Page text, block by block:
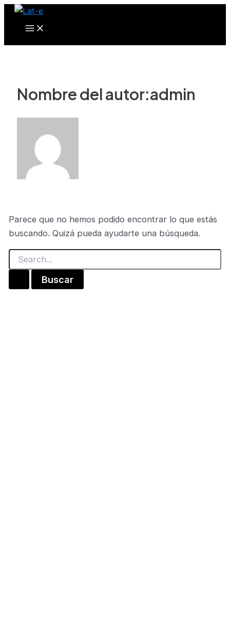
Ir
contenido
Main
Menu
Nombre del autor:admin
Parece que no hemos podido encontrar lo que estás
buscando. Quizá pueda ayudarte una búsqueda.
Buscar
por: